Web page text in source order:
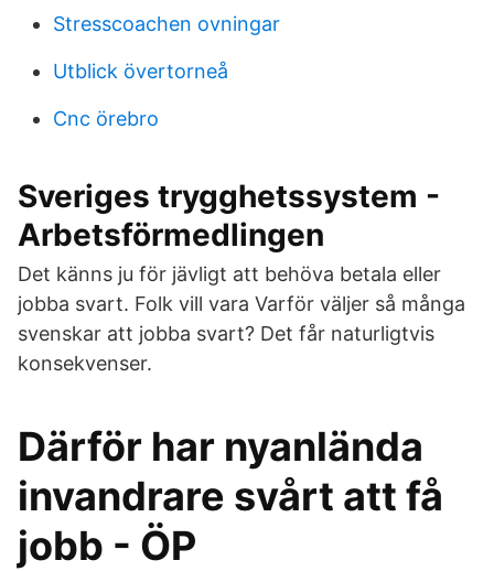
Stresscoachen ovningar
Utblick övertorneå
Cnc örebro
Sveriges trygghetssystem -
Arbetsförmedlingen
Det känns ju för jävligt att behöva betala eller
jobba svart. Folk vill vara Varför väljer så många
svenskar att jobba svart? Det får naturligtvis
konsekvenser.
Därför har nyanlända
invandrare svårt att få
jobb - ÖP